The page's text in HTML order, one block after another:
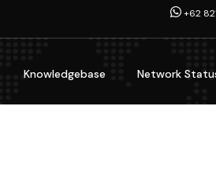
+62
Knowledgebase Network